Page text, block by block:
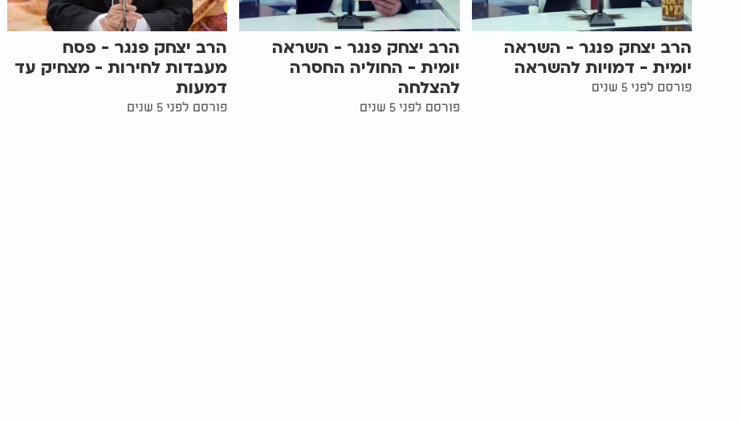
הרב יצחק פנגר - השראה
יומית - דמויות להשראה
פורסם לפני 5 שנים
הרב יצחק פנגר - השראה
יומית - החוליה החסרה
להצלחה
פורסם לפני 5 שנים
הרב יצחק פנגר - פסח
מעבדות לחירות - מצחיק עד
דמעות
פורסם לפני 5 שנים